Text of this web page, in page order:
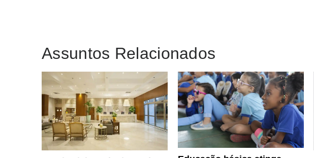
Assuntos Relacionados